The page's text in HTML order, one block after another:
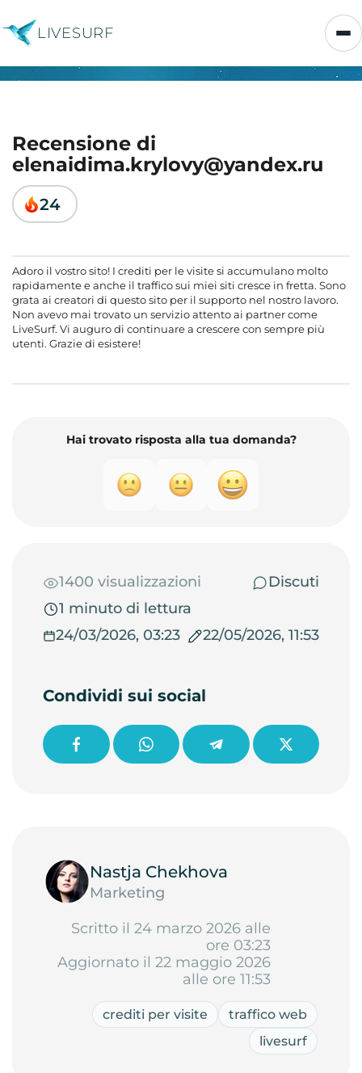
LIVESURF
Recensione di
elenaidima.krylovy@yandex.ru
24
Adoro il vostro sito! I crediti per le visite si accumulano molto
rapidamente e anche il traffico sui miei siti cresce in fretta. Sono
grata ai creatori di questo sito per il supporto nel nostro lavoro.
Non avevo mai trovato un servizio attento ai partner come
LiveSurf. Vi auguro di continuare a crescere con sempre più
utenti. Grazie di esistere!
Hai trovato risposta alla tua domanda?
1400 visualizzazioni
Discuti
1 minuto di lettura
24/03/2026, 03:23
22/05/2026, 11:53
Condividi sui social
Nastja Chekhova
Marketing
Scritto il 24 marzo 2026 alle
ore 03:23
Aggiornato il 22 maggio 2026
alle ore 11:53
crediti per visite
traffico web
livesurf